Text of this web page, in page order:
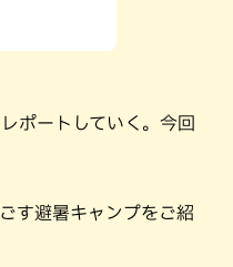
ポートしていく。今回
す避暑キャンプをご紹